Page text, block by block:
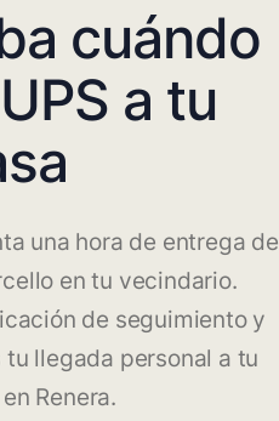
cuándo
a tu
una hora de entrega de
en tu vecindario.
de seguimiento y
llegada personal a tu
Renera.